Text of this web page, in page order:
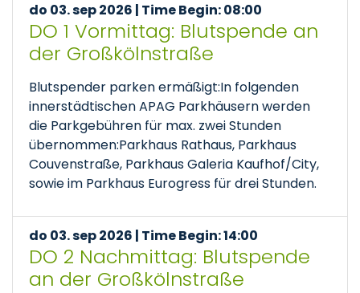
do 03. sep 2026 | Time Begin: 08:00
DO 1 Vormittag: Blutspende an
der Großkölnstraße
Blutspender parken ermäßigt:In folgenden
innerstädtischen APAG Parkhäusern werden
die Parkgebühren für max. zwei Stunden
übernommen:Parkhaus Rathaus, Parkhaus
Couvenstraße, Parkhaus Galeria Kaufhof/City,
sowie im Parkhaus Eurogress für drei Stunden.
do 03. sep 2026 | Time Begin: 14:00
DO 2 Nachmittag: Blutspende
an der Großkölnstraße